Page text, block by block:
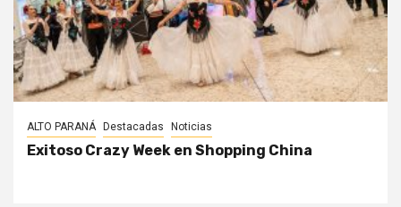
ALTO PARANÁ Destacadas Noticias
Exitoso Crazy Week en Shopping China